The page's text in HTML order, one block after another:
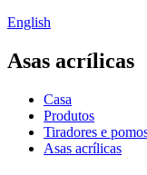
English
Asas acrílicas
Casa
Produtos
Tiradores e
Asas acrílicas